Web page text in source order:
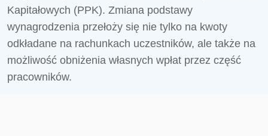
Kapitałowych (PPK). Zmiana podstawy
wynagrodzenia przełoży się nie tylko na kwoty
odkładane na rachunkach uczestników, ale także na
możliwość obniżenia własnych wpłat przez część
pracowników.